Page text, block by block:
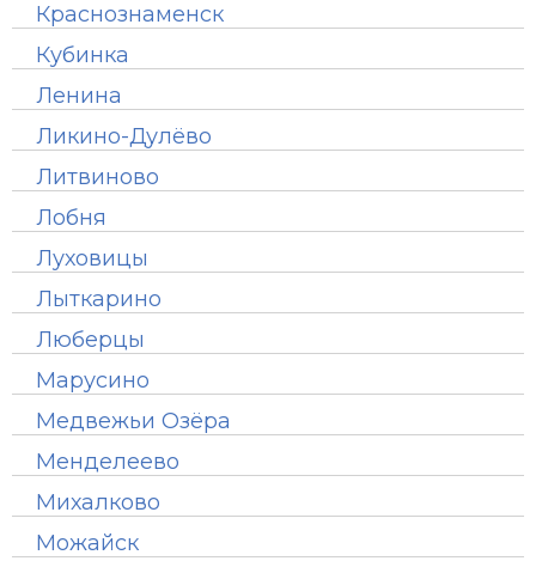
Краснознаменск
Кубинка
Ленина
Ликино-Дулёво
Литвиново
Лобня
Луховицы
Лыткарино
Люберцы
Марусино
Медвежьи Озёра
Менделеево
Михалково
Можайск